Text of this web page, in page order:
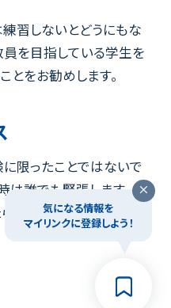
習しないとどうにもな
員を目指している学生を
とをお勧めします。
限ったことではないで
誰でも緊張します。
とは楽しみましょう。
気になる情報を
マイリンクに登録しよう！